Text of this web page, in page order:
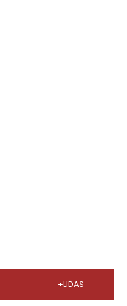
+LIDAS